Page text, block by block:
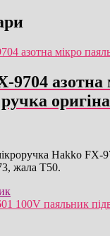
9704 азотна
Hakko FX-
жала T50.